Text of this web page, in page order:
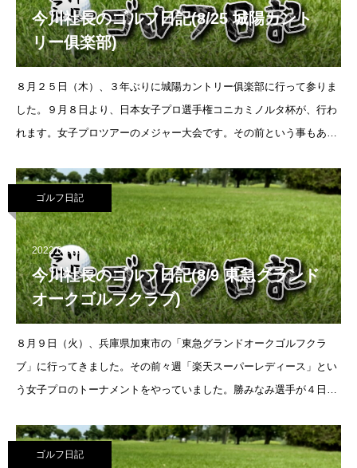
今川社長のゴルフ日記(8/25 城陽カント
リー俱楽部)
８月２５日（木）、３年ぶりに城陽カントリー俱楽部に行って参りま
した。９月８日より、日本女子プロ選手権コニカミノルタ杯が、行わ
れます。女子プロツアーのメジャー大会です。その前という事もあ
護されておりました。メジャー大会
ゴルフ日記
2022.08.18
今川社長のゴルフ日記(8/9 東急グランド
オークゴルフクラブ)
８月９日（火）、兵庫県加東市の「東急グランドオークゴルフクラ
ブ」に行ってきました。その前々週「楽天スーパーレディース」とい
う女子プロのトーナメントをやっていました。勝みなみ選手が４日間
TV放送がなく、ネット配
ゴルフ日記